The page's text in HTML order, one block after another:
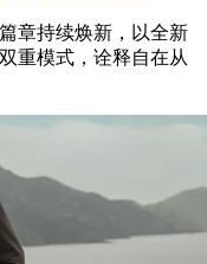
章持续焕新，以全新
重模式，诠释自在从